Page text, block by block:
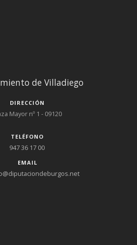
de Villadiego
DIRECCIÓN
Mayor nº 1 - 09120
TELÉFONO
947 36 17 00
EMAIL